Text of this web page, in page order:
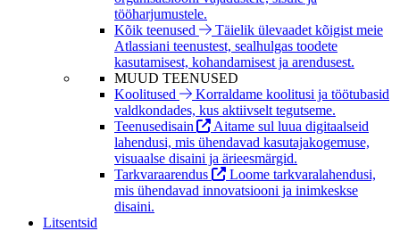
tööharjumustele.
Kõik teenused
Täielik ülevaadet kõigist meie
Atlassiani teenustest, sealhulgas toodete
kasutamisest, kohandamisest ja arendusest.
MUUD TEENUSED
Koolitused
Korraldame koolitusi ja töötubasid
valdkondades, kus aktiivselt tegutseme.
Teenusedisain
Aitame sul luua digitaalseid
lahendusi, mis ühendavad kasutajakogemuse,
visuaalse disaini ja ärieesmärgid.
Tarkvaraarendus
Loome tarkvaralahendusi,
mis ühendavad innovatsiooni ja inimkeskse
disaini.
Litsentsid